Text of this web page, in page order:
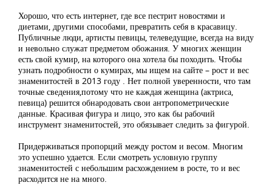
Хорошо, что есть интернет, где все пестрит новостями и
диетами, другими способами, превратить себя в красавицу.
Публичные люди, артисты певицы, телеведущие, всегда на виду
и невольно служат предметом обожания. У многих женщин
есть свой кумир, на которого она хотела бы походить. Чтобы
узнать подробности о кумирах, мы ищем на сайте – рост и вес
знаменитостей в 2013 году . Нет полной уверенности, что там
точные сведения,потому что не каждая женщина (актриса,
певица) решится обнародовать свои антропометрические
данные. Красивая фигура и лицо, это как бы рабочий
инструмент знаменитостей, это обязывает следить за фигурой.
Придерживаться пропорций между ростом и весом. Многим
это успешно удается. Если смотреть условную группу
знаменитостей с небольшим расхождением в росте, то и вес
расходится не на много.